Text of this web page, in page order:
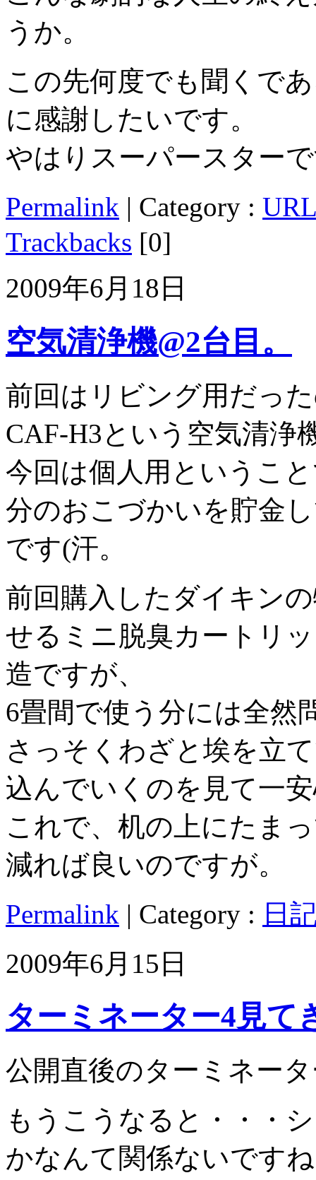
うか。
この先何度でも聞くで
に感謝したいです。
やはりスーパースター
Permalink | Category :
Trackbacks [0]
2009年6月18日
空気清浄機@2台目。
前回はリビング用だっ
CAF-H3という空気清浄
今回は個人用というこ
分のおこづかいを貯金
です(汗。
前回購入したダイキン
せるミニ脱臭カートリ
造ですが、
6畳間で使う分には全然
さっそくわざと埃を立
込んでいくのを見て一
これで、机の上にたま
減れば良いのですが。
Permalink | Category : 日
2009年6月15日
ターミネーター4見て
公開直後のターミネー
もうこうなると・・・
かなんて関係ないです